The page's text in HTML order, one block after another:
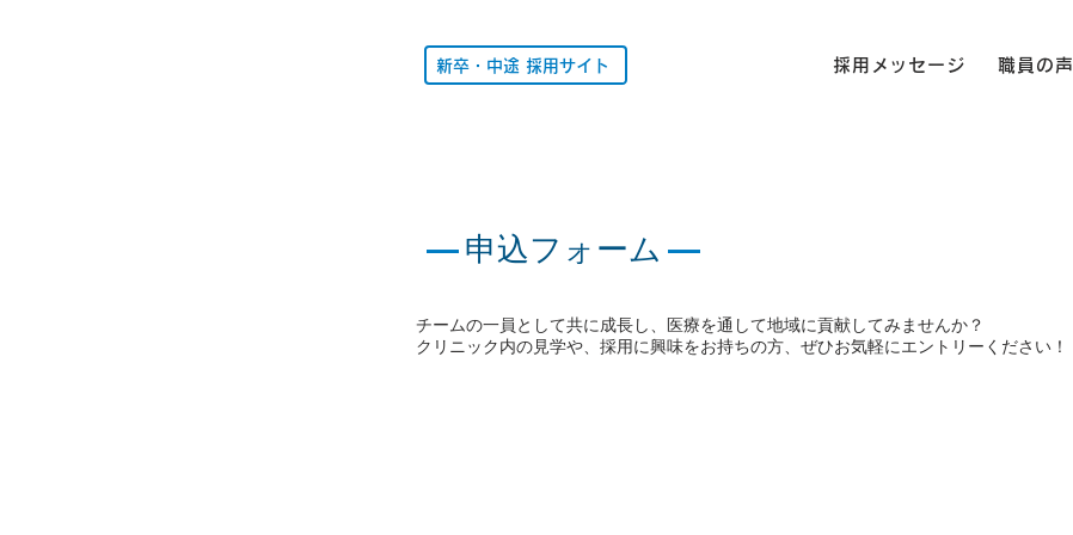
採用メッセージ 職員の声
新卒・中途 採用サイト
チームの一員として共に成長し、医療を通して地域に貢献してみませんか？
クリニック内の見学や、採用に興味をお持ちの方、ぜひお気軽にエントリーください！
—申込フォーム —